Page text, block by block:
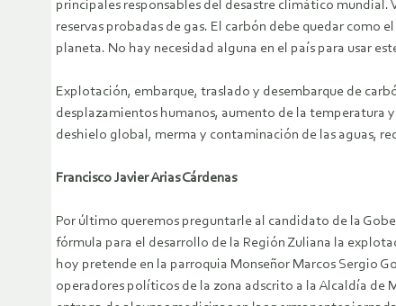
principales responsables del desastre climático mundial.
reservas probadas de gas. El carbón debe quedar como
planeta. No hay necesidad alguna en el país para usar
Explotación, embarque, traslado y desembarque de
desplazamientos humanos, aumento de la temperatura
deshielo global, merma y contaminación de las aguas,
Francisco Javier Arias Cárdenas
Por último queremos preguntarle al candidato de la
fórmula para el desarrollo de la Región Zuliana la
hoy pretende en la parroquia Monseñor Marcos Sergio
operadores políticos de la zona adscrito a la Alcaldía de